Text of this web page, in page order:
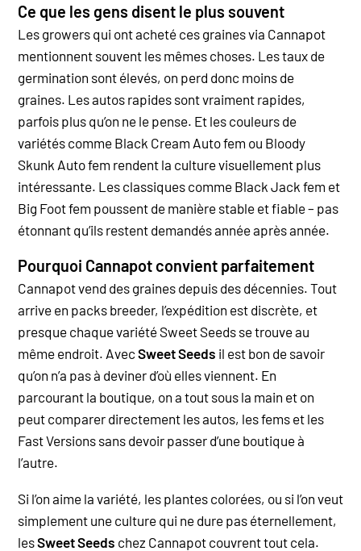
Ce que les gens disent le plus souvent
Les growers qui ont acheté ces graines via Cannapot
mentionnent souvent les mêmes choses. Les taux de
germination sont élevés, on perd donc moins de
graines. Les autos rapides sont vraiment rapides,
parfois plus qu’on ne le pense. Et les couleurs de
variétés comme Black Cream Auto fem ou Bloody
Skunk Auto fem rendent la culture visuellement plus
intéressante. Les classiques comme Black Jack fem et
Big Foot fem poussent de manière stable et fiable – pas
étonnant qu’ils restent demandés année après année.
Pourquoi Cannapot convient parfaitement
Cannapot vend des graines depuis des décennies. Tout
arrive en packs breeder, l’expédition est discrète, et
presque chaque variété Sweet Seeds se trouve au
même endroit. AvecSweet Seeds il est bon de savoir
qu’on n’a pas à deviner d’où elles viennent. En
parcourant la boutique, on a tout sous la main et on
peut comparer directement les autos, les fems et les
Fast Versions sans devoir passer d’une boutique à
l’autre.
Si l’on aime la variété, les plantes colorées, ou si l’on veut
simplement une culture qui ne dure pas éternellement,
lesSweet Seeds chez Cannapot couvrent tout cela.